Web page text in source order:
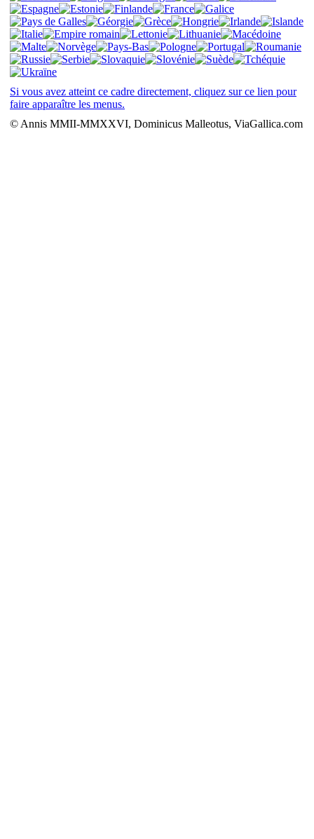
Si vous avez atteint ce cadre directement, cliquez sur ce lien pour
faire apparaître les menus.
© Annis MMII-MMXXVI, Dominicus Malleotus, ViaGallica.com